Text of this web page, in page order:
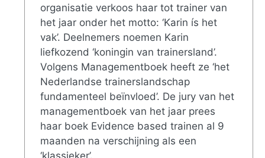
organisatie verkoos haar tot trainer van
het jaar onder het motto: ‘Karin ís het
vak’. Deelnemers noemen Karin
liefkozend ‘koningin van trainersland’.
Volgens Managementboek heeft ze ‘het
Nederlandse trainerslandschap
fundamenteel beïnvloed’. De jury van het
managementboek van het jaar prees
haar boek Evidence based trainen al 9
maanden na verschijning als een
‘klassieker’.